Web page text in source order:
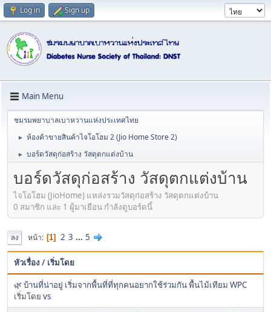
Log in Sign up
Main Menu
ชมรมพยาบาลเบาหวานแห่งประเทศไทย
► ห้องค้าขายสินค้าไจโอโฮม 2 (Jio Home Store 2)
► บอร์ดวัสดุก่อสร้าง วัสดุตกแต่งบ้าน
บอร์ดวัสดุก่อสร้าง วัสดุตกแต่งบ้าน
ไจโอโฮม (JioHome) แหล่งรวมวัสดุก่อสร้าง วัสดุตกแต่งบ้าน
0 สมาชิก และ 1 ผู้มาเยือน กำลังดูบอร์ดนี้
ลง หน้า 1 2 3 ... 5
หัวเรื่อง / เริ่มโดย
🌿 บ้านที่น่าอยู่ เริ่มจากพื้นที่ที่ทุกคนอยากใช้ร่วมกัน พื้นไม้เทียม WPC
เริ่มโดย vs